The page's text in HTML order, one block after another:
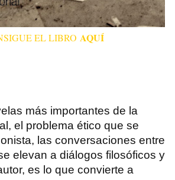
EL LIBRO AQUÍ
más importantes de la
el problema ético que se
las conversaciones entre
elevan a diálogos filosóficos y
es lo que convierte a